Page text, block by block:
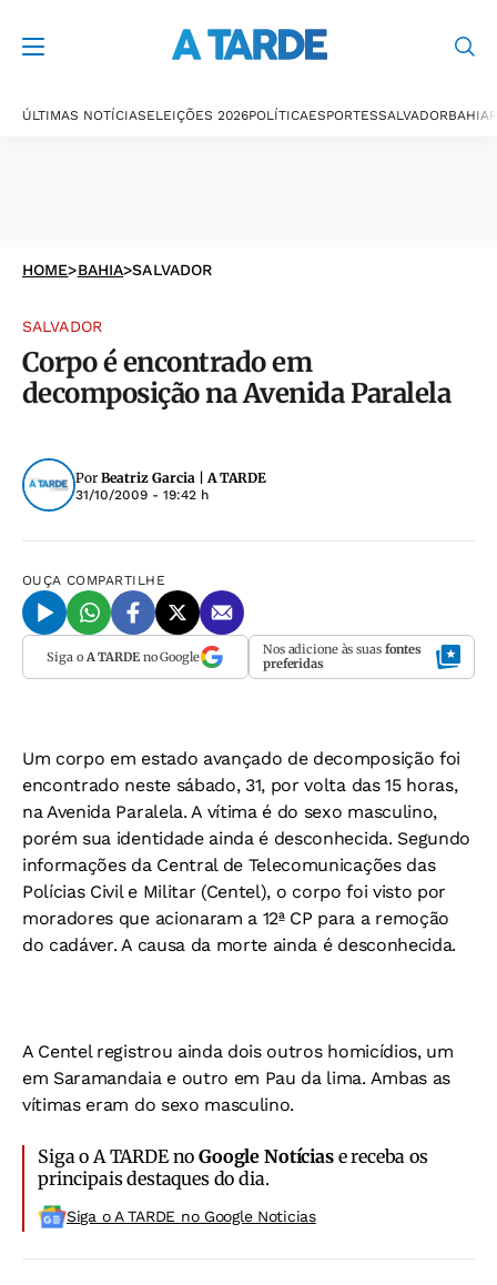
ÚLTIMAS NOTÍCIASELEIÇÕES 2026POLÍTICAESPORTESSALVADORBAHIA
HOME>BAHIA>SALVADOR
SALVADOR
Corpo é encontrado em
decomposição na Avenida Paralela
Por Beatriz Garcia | A TARDE
31/10/2009 - 19:42 h
OUÇA COMPARTILHE
Siga o A TARDEno Google Nos adicione às suas fontes
preferidas
Um corpo em estado avançado de decomposição foi
encontrado neste sábado, 31, por volta das 15 horas,
na Avenida Paralela. A vítima é do sexo masculino,
porém sua identidade ainda é desconhecida. Segundo
informações da Central de Telecomunicações das
Polícias Civil e Militar (Centel), o corpo foi visto por
moradores que acionaram a 12ª CP para a remoção
do cadáver. A causa da morte ainda é desconhecida.
A Centel registrou ainda dois outros homicídios, um
em Saramandaia e outro em Pau da lima. Ambas as
vítimas eram do sexo masculino.
Siga o A TARDE noGoogle Notíciase receba os
principais destaques do dia.
Siga o A TARDE no Google Noticias